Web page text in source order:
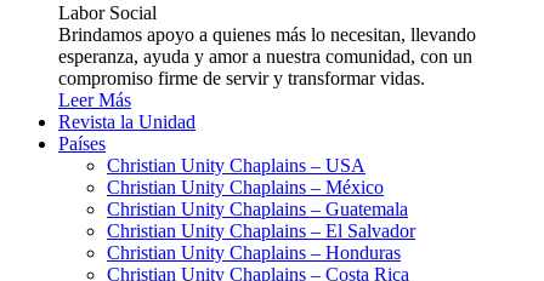
Labor Social
Brindamos apoyo a quienes más lo necesitan, llevando
esperanza, ayuda y amor a nuestra comunidad, con un
compromiso firme de servir y transformar vidas.
Leer Más
Revista la Unidad
Países
Christian Unity Chaplains – USA
Christian Unity Chaplains – México
Christian Unity Chaplains – Guatemala
Christian Unity Chaplains – El Salvador
Christian Unity Chaplains – Honduras
Christian Unity Chaplains – Costa Rica